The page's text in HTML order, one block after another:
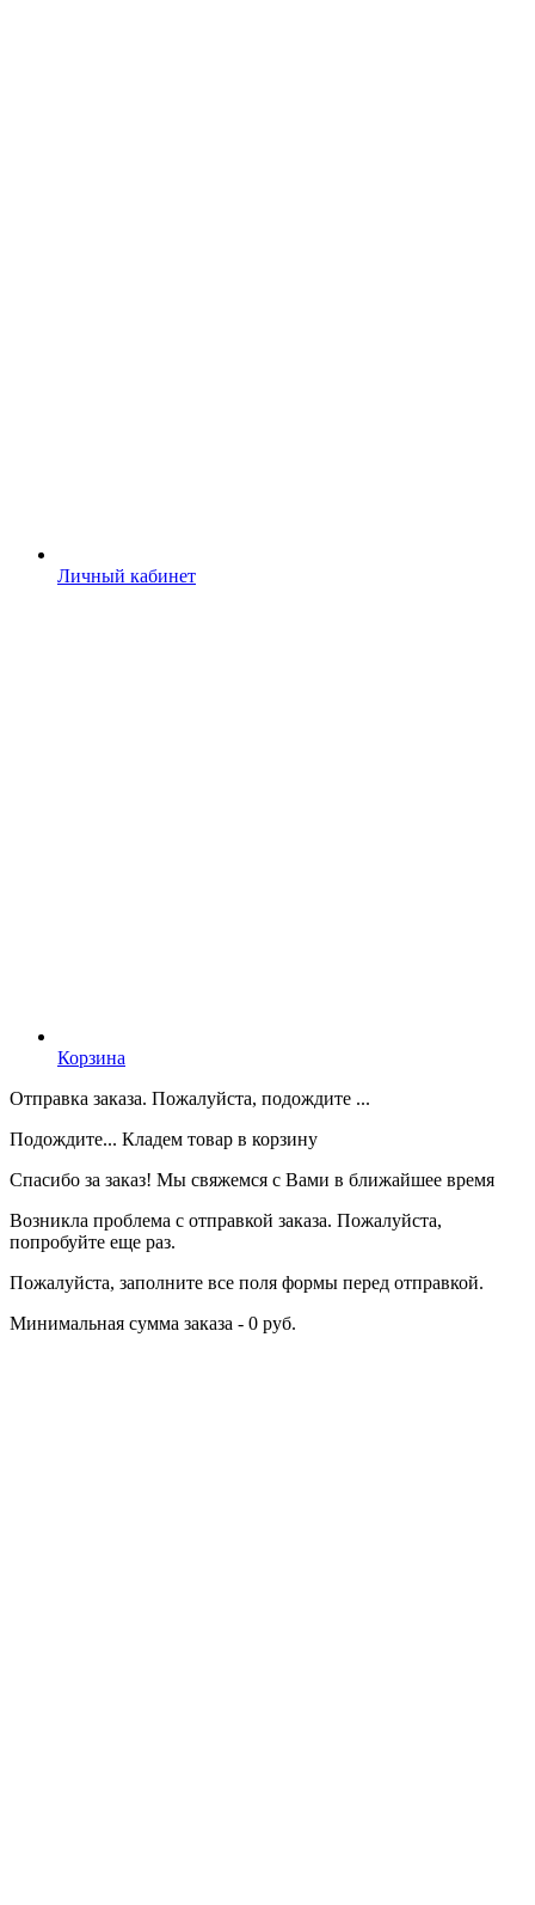
Личный кабинет
Корзина
Отправка заказа. Пожалуйста, подождите ...
Подождите... Кладем товар в корзину
Спасибо за заказ! Мы свяжемся с Вами в ближайшее время
Возникла проблема с отправкой заказа. Пожалуйста,
попробуйте еще раз.
Пожалуйста, заполните все поля формы перед отправкой.
Минимальная сумма заказа - 0 руб.